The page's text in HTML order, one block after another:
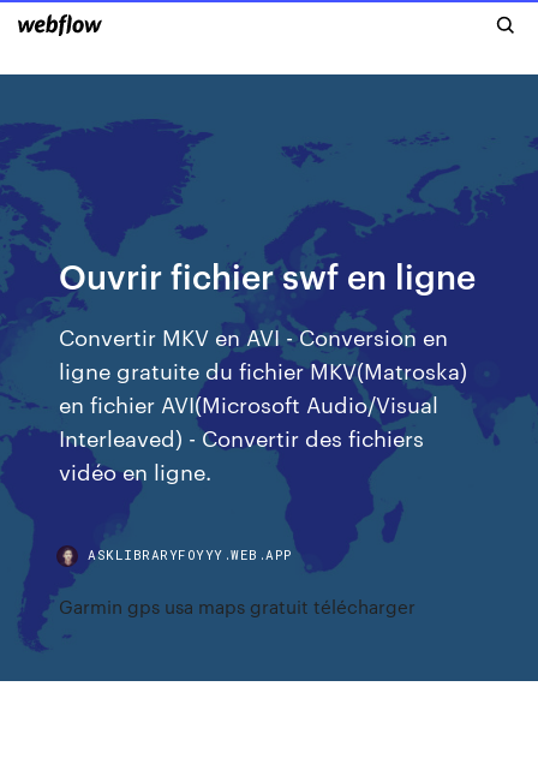
Ouvrir fichier swf en ligne
Convertir MKV en AVI - Conversion en
ligne gratuite du fichier MKV(Matroska)
en fichier AVI(Microsoft Audio/Visual
Interleaved) - Convertir des fichiers
vidéo en ligne.
ASKLIBRARYFOYYY.WEB.APP
Garmin gps usa maps gratuit télécharger